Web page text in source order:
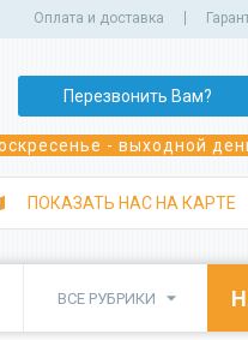
Оплата и доставка
Перезвонить Вам?
- выходной
ПОКАЗАТЬ НАС НА КАРТЕ
ВСЕ РУБРИКИ 